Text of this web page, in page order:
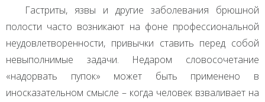
Гастриты, язвы и другие заболевания брюшной
полости часто возникают на фоне профессиональной
неудовлетворенности, привычки ставить перед собой
невыполнимые задачи. Недаром словосочетание
«надорвать пупок» может быть применено в
иносказательном смысле – когда человек взваливает на